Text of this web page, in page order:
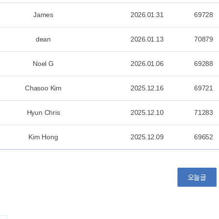
James 2026.01.31 69728
dean 2026.01.13 70879
Noel G 2026.01.06 69288
Chasoo Kim 2025.12.16 69721
Hyun Chris 2025.12.10 71283
Kim Hong 2025.12.09 69652
오늘글